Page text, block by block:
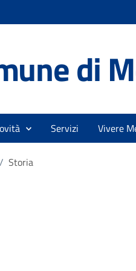
di
Servizi Vivere
/ Storia